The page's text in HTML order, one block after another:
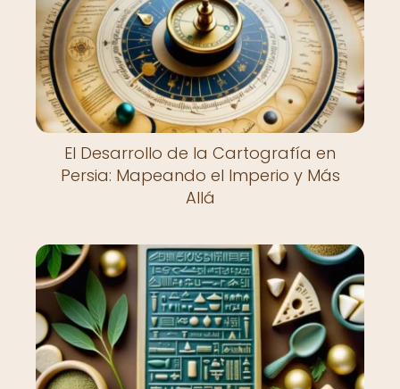
El Desarrollo de la Cartografía en
Persia: Mapeando el Imperio y Más
Allá